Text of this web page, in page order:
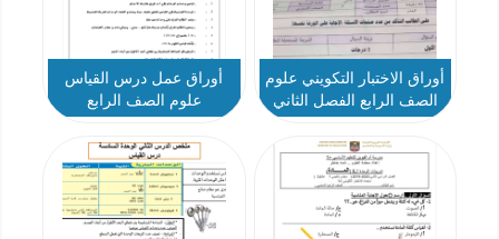
أوراق الاختبار التكويني علوم
الصف الرابع الفصل الثاني
أوراق عمل درس القياس
علوم الصف الرابع